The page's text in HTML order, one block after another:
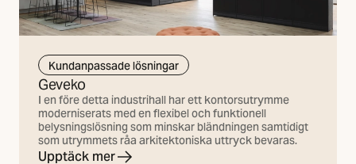
Kundanpassade lösningar
Geveko
I en före detta industrihall har ett kontorsutrymme
moderniserats med en flexibel och funktionell
belysningslösning som minskar bländningen samtidigt
som utrymmets råa arkitektoniska uttryck bevaras.
Upptäck mer